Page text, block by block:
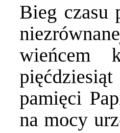
Bieg czasu
wieńcem
pamięci
na mocy